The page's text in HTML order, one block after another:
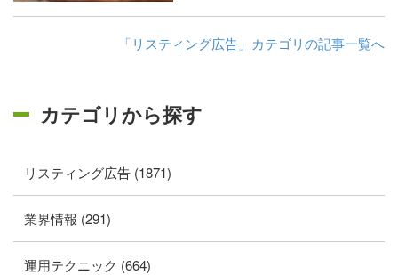
「リスティング広告」カテゴリの記事一覧へ
カテゴリから探す
リスティング広告 (1871)
業界情報 (291)
運用テクニック (664)